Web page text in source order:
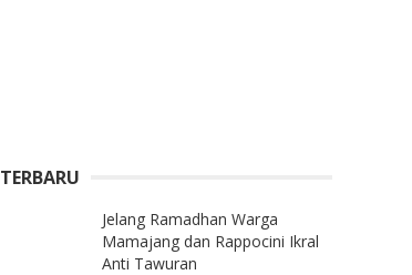
TERBARU
Jelang Ramadhan Warga
Mamajang dan Rappocini Ikral
Anti Tawuran